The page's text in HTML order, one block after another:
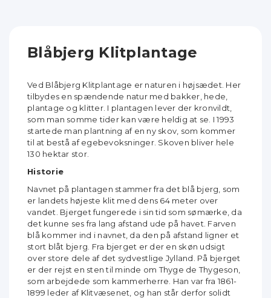
Blåbjerg Klitplantage
Ved Blåbjerg Klitplantage er naturen i højsædet. Her
tilbydes en spændende natur med bakker, hede,
plantage og klitter. I plantagen lever der kronvildt,
som man somme tider kan være heldig at se. I 1993
startede man plantning af en ny skov, som kommer
til at bestå af egebevoksninger. Skoven bliver hele
130 hektar stor.
Historie
Navnet på plantagen stammer fra det blå bjerg, som
er landets højeste klit med dens 64 meter over
vandet. Bjerget fungerede i sin tid som sømærke, da
det kunne ses fra lang afstand ude på havet. Farven
blå kommer ind i navnet, da den på afstand ligner et
stort blåt bjerg. Fra bjerget er der en skøn udsigt
over store dele af det sydvestlige Jylland. På bjerget
er der rejst en sten til minde om Thyge de Thygeson,
som arbejdede som kammerherre. Han var fra 1861-
1899 leder af Klitvæsenet, og han står derfor solidt